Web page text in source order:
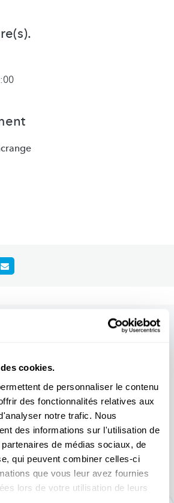
cookies.
de personnaliser le contenu
des fonctionnalités relatives aux
notre trafic. Nous
des informations sur l'utilisation de
de médias sociaux, de
qui peuvent combiner celles-ci
que vous leur avez fournies
lors de votre utilisation de leurs
: Une histoire d'or